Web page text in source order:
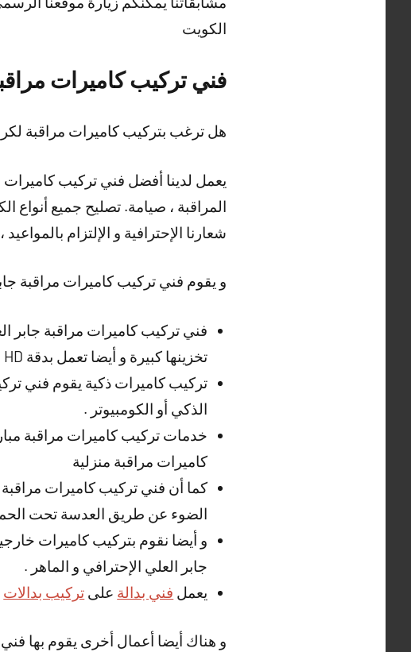
الكويت
فني تركيب كاميرات
هل ترغب بتركيب كاميرات مراقبة
يعمل لدينا أفضل فني تركيب
المراقبة ، صيامة. تصليح جميع أنواع
شعارنا الإحترافية و الإلتزام
و يقوم فني تركيب كاميرات مراقبة
فني تركيب كاميرات مراقبة جابر
تخزينها كبيرة و أيضا تعمل بدقة HD و تعطي صورة و صوت واضح .
تركيب كاميرات ذكية يقوم فني
الذكي أو الكومبيوتر .
خدمات تركيب كاميرات مراقبة
كاميرات مراقبة منزلية
كما أن فني تركيب كاميرات
الضوء عن طريق العدسة تحت
و أيضا نقوم بتركيب كاميرات
جابر العلي الإحترافي و الماهر .
يعمل فني بدالة على تركيب بدالات
و هناك أيضا أعمال أخرى يقوم بها